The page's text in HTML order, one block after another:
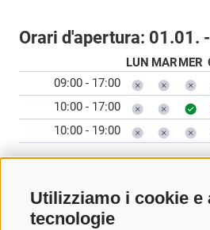
Utilizziamo i cookie e
tecnologie
Orari d'apertura: 01.01.
LUN MARMER
09:00 - 17:00
10:00 - 17:00
10:00 - 19:00